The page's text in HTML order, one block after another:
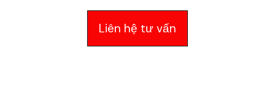
Liên hệ tư vấn